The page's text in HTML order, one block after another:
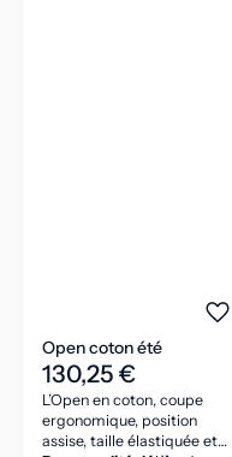
Open coton été
130,25 €
L’Open en coton, coupe
ergonomique, position
assise, taille élastiquée et